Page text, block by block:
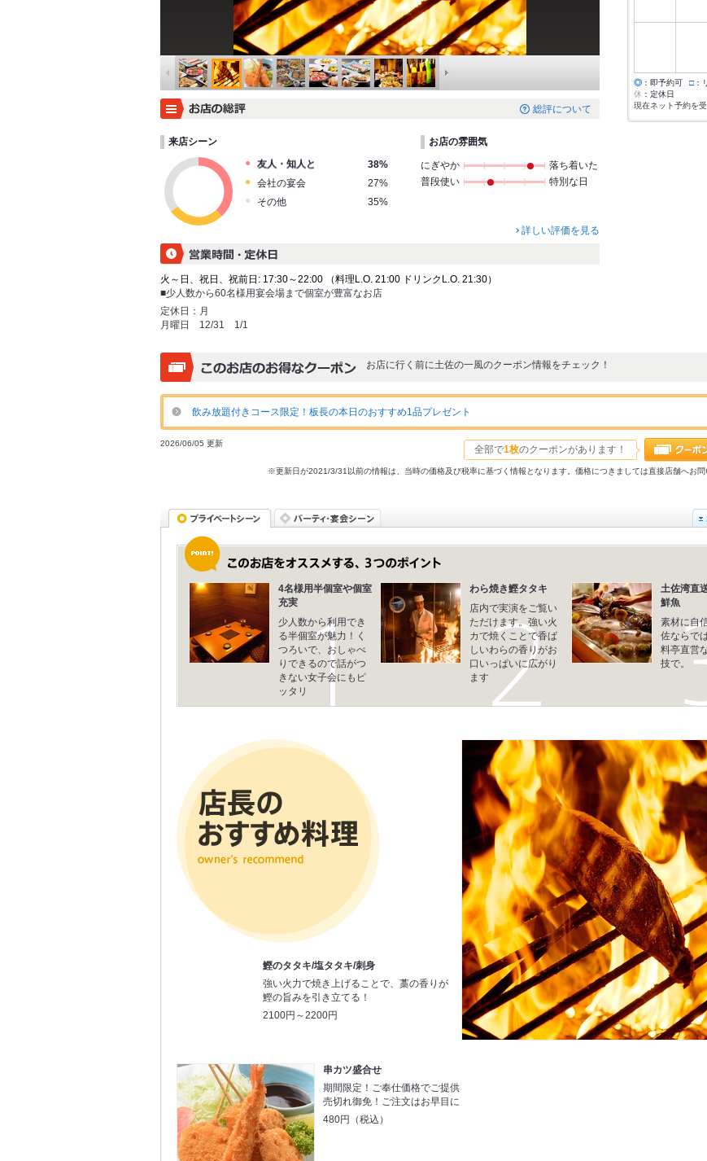
総評について
来店シーン
友人・知人と
38%
会社の宴会
27%
その他
35%
お店の雰囲気
にぎやか
落ち着いた
普段使い
特別な日
詳しい評価を見る
火～日、祝日、祝前日: 17:30～22:00 （料理L.O. 21:00 ドリンクL.O. 21:30）
■少人数から60名様用宴会場まで個室が豊富なお店
定休日： 月
月曜日 12/31 1/1
◎ ：即予約可 □ ：
休 ：定休日
現在ネット予約を
お店に行く前に土佐の一風のクーポン情報をチェック！
飲み放題付きコース限定！板長の本日のおすすめ1品プレゼント
全部で1枚のクーポンがあります！
2026/06/05 更新
※更新日が2021/3/31以前の情報は、当時の価格及び税率に基づく情報となります。価格につきましては直接店舗へお問
4名様用半個室や個室
充実
少人数から利用でき
る半個室が魅力！く
つろいで、おしゃべ
りできるので話がつ
きない女子会にもピ
ッタリ
わら焼き鰹タタキ
店内で実演をご覧い
ただけます。強い火
カで焼くことで香ば
しいわらの香りがお
口いっぱいに広がり
ます
土佐湾直
鮮魚
素材に自
佐ならで
料亭直営
技で。
鰹のタタキ/塩タタキ/刺身
強い火力で焼き上げることで、藁の香りが
鰹の旨みを引き立てる！
2100円～2200円
串カツ盛合せ
期間限定！ご奉仕価格でご提供
売切れ御免！ご注文はお早目に
480円（税込）